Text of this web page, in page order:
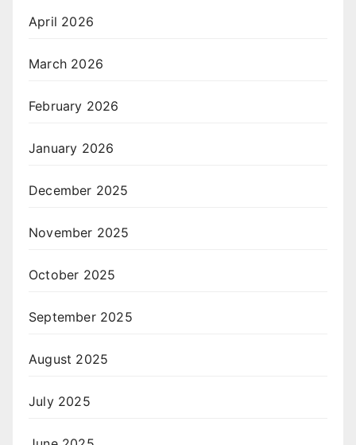
April 2026
March 2026
February 2026
January 2026
December 2025
November 2025
October 2025
September 2025
August 2025
July 2025